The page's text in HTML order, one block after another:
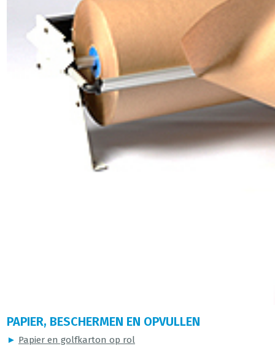
PAPIER, BESCHERMEN EN OPVULLEN
► Papier en golfkarton op rol